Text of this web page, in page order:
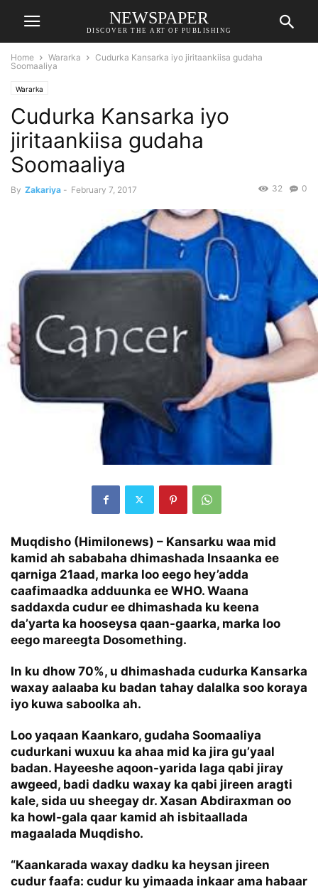
NEWSPAPER
DISCOVER THE ART OF PUBLISHING
Home Wararka
Cudurka Kansarka iyo jiritaankiisa gudaha
Soomaaliya
Wararka
Cudurka Kansarka iyo
jiritaankiisa gudaha
Soomaaliya
By Zakariya - February 7, 2017 0
32
Muqdisho (Himilonews) – Kansarku waa mid
kamid ah sababaha dhimashada Insaanka ee
qarniga 21aad, marka loo eego hey’adda
caafimaadka adduunka ee WHO. Waana
saddaxda cudur ee dhimashada ku keena
da’yarta ka hooseysa qaan-gaarka, marka loo
eego mareegta Dosomething.
In ku dhow 70%, u dhimashada cudurka Kansarka
waxay aalaaba ku badan tahay dalalka soo koraya
iyo kuwa saboolka ah.
Loo yaqaan Kaankaro, gudaha Soomaaliya
cudurkani wuxuu ka ahaa mid ka jira gu’yaal
badan. Hayeeshe aqoon-yarida laga qabi jiray
awgeed, badi dadku waxay ka qabi jireen aragti
kale, sida uu sheegay dr. Xasan Abdiraxman oo
ka howl-gala qaar kamid ah isbitaallada
magaalada Muqdisho.
“Kaankarada waxay dadku ka heysan jireen
cudur faafa: cudur ku yimaada inkaar ama habaar